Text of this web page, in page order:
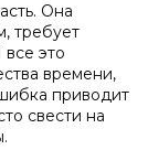
Она
требует
это
времени,
приводит
свести на